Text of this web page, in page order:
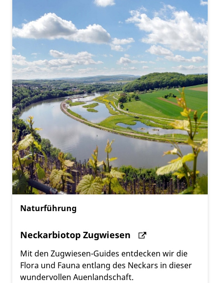
Naturführung
Neckarbiotop Zugwiesen
Mit den Zugwiesen-Guides entdecken wir die
Flora und Fauna entlang des Neckars in dieser
wundervollen Auenlandschaft.